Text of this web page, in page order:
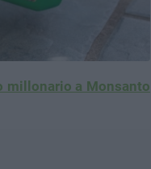
millonario a Monsanto